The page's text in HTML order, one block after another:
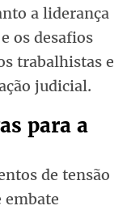
a liderança
os desafios
trabalhistas e
judicial.
para a
de tensão
embate